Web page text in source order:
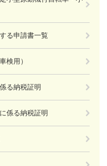
る申請書一覧
検用）
る納税証明
係る納税証明